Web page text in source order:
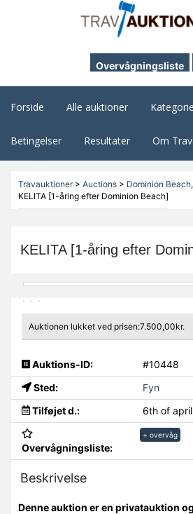
Overvågningsliste
Forside Alle auktioner
Betingelser Resultater Om
Travauktioner> Auctions> Dominion Beach,
KELITA [1-åring efter Dominion Beach]
KELITA [1-åring efter
Auktionen lukket ved prisen:7.500,00kr.
Auktions-ID:
#10448
Sted:
Fyn
Tilføjet d.:
6th of
Overvågningsliste:
+ overvåg
Beskrivelse
Denne auktion er en privatauktion